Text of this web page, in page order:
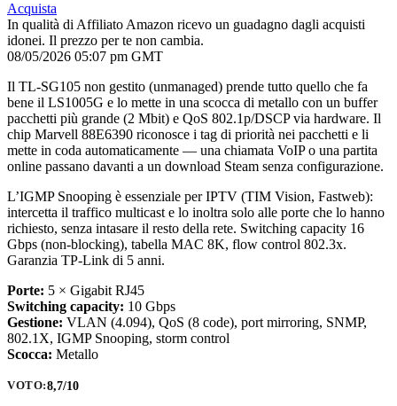
Acquista
In qualità di Affiliato Amazon ricevo un guadagno dagli acquisti
idonei. Il prezzo per te non cambia.
08/05/2026 05:07 pm GMT
Il TL-SG105 non gestito (unmanaged) prende tutto quello che fa
bene il LS1005G e lo mette in una scocca di metallo con un buffer
pacchetti più grande (2 Mbit) e QoS 802.1p/DSCP via hardware. Il
chip Marvell 88E6390 riconosce i tag di priorità nei pacchetti e li
mette in coda automaticamente — una chiamata VoIP o una partita
online passano davanti a un download Steam senza configurazione.
L’IGMP Snooping è essenziale per IPTV (TIM Vision, Fastweb):
intercetta il traffico multicast e lo inoltra solo alle porte che lo hanno
richiesto, senza intasare il resto della rete. Switching capacity 16
Gbps (non-blocking), tabella MAC 8K, flow control 802.3x.
Garanzia TP-Link di 5 anni.
Porte: 5 × Gigabit RJ45
Switching capacity: 10 Gbps
Gestione: VLAN (4.094), QoS (8 code), port mirroring, SNMP,
802.1X, IGMP Snooping, storm control
Scocca: Metallo
VOTO:8,7/10